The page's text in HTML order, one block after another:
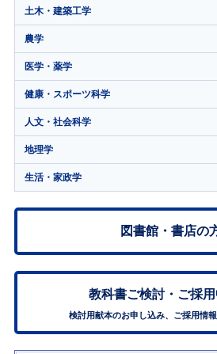
土木・建築工学
農学
医学・薬学
健康・スポーツ科学
人文・社会科学
地理学
生活・家政学
図書館・書店の
教科書ご検討・ ご採
検討用献本のお申し込み、ご採用情